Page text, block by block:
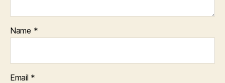
Name *
Email *